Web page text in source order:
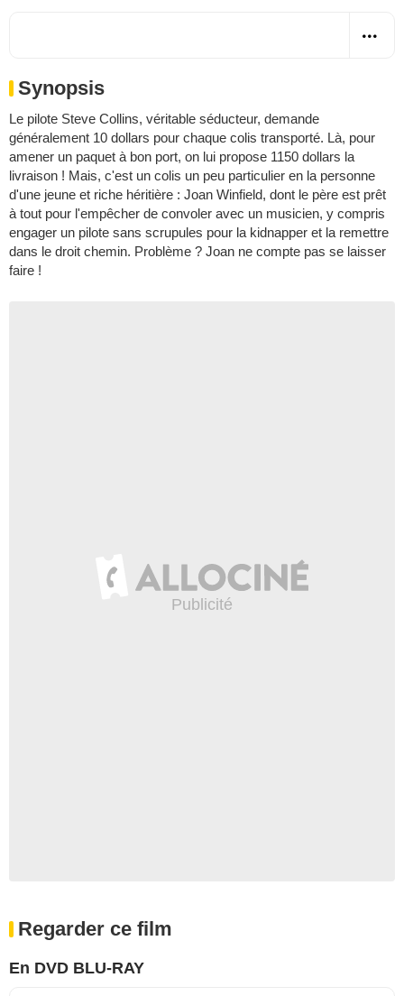
Synopsis
Le pilote Steve Collins, véritable séducteur, demande
généralement 10 dollars pour chaque colis transporté. Là, pour
amener un paquet à bon port, on lui propose 1150 dollars la
livraison ! Mais, c'est un colis un peu particulier en la personne
d'une jeune et riche héritière : Joan Winfield, dont le père est prêt
à tout pour l'empêcher de convoler avec un musicien, y compris
engager un pilote sans scrupules pour la kidnapper et la remettre
dans le droit chemin. Problème ? Joan ne compte pas se laisser
faire !
Regarder ce film
En DVD BLU-RAY